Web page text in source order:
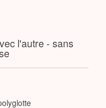
l'autre - sans